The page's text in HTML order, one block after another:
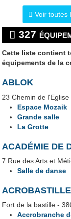
Voir toutes
327
Cette liste contient
équipements de la
ABLOK
23 Chemin de
Espace Mozaik
Grande salle
La Grotte
ACADÉMIE DE
7 Rue des Arts et
Salle de danse
ACROBASTILLE
Fort de la bastille -
Accrobranche